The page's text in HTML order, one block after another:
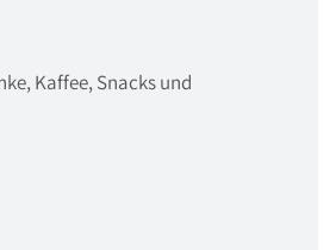
Kaffee, Snacks und